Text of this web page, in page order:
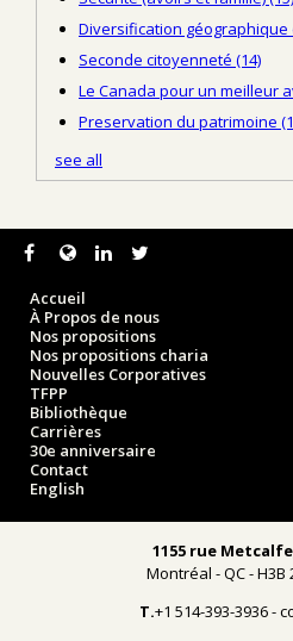
Diversification géographique
Seconde citoyenneté (14)
Le Canada pour un meilleur
Preservation du patrimoine
see all
Accueil
À Propos de nous
Nos propositions
Nos propositions charia
Nouvelles Corporatives
TFPP
Bibliothèque
Carrières
30e anniversaire
Contact
English
1155 rue
Montréal - QC - H3B
T.+1 514-393-3936 -